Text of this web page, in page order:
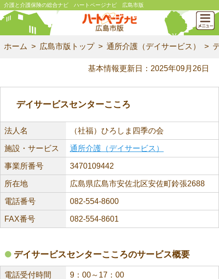
介護と介護保険の総合ナビ ハートページナビ 広島市版
ホーム 広島市版トップ 通所介護（デイサービス）
基本情報更新日：2025年09月26日
デイサービスセンターこころ
法人名 （社福）ひろしま四季の会
施設・サービス 通所介護（デイサービス）
事業所番号 3470109442
所在地 広島県広島市安佐北区安佐町鈴張2688
電話番号 082-554-8600
FAX番号 082-554-8601
デイサービスセンターこころのサービス概要
電話受付時間 9：00～17：00